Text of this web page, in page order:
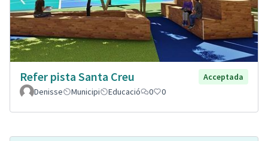
Refer pista Santa Creu
Acceptada
Denisse
Municipi Educació 0 0